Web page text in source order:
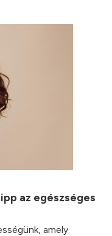
az egészséges
amely